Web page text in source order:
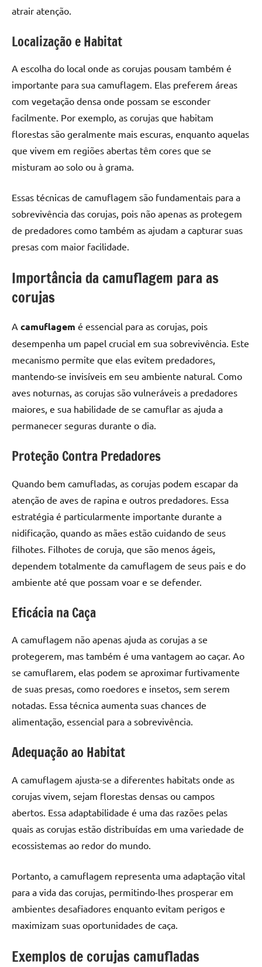
atrair atenção.
Localização e Habitat
A escolha do local onde as corujas pousam também é
importante para sua camuflagem. Elas preferem áreas
com vegetação densa onde possam se esconder
facilmente. Por exemplo, as corujas que habitam
florestas são geralmente mais escuras, enquanto aquelas
que vivem em regiões abertas têm cores que se
misturam ao solo ou à grama.
Essas técnicas de camuflagem são fundamentais para a
sobrevivência das corujas, pois não apenas as protegem
de predadores como também as ajudam a capturar suas
presas com maior facilidade.
Importância da camuflagem para as
corujas
A camuflagem é essencial para as corujas, pois
desempenha um papel crucial em sua sobrevivência. Este
mecanismo permite que elas evitem predadores,
mantendo-se invisíveis em seu ambiente natural. Como
aves noturnas, as corujas são vulneráveis a predadores
maiores, e sua habilidade de se camuflar as ajuda a
permanecer seguras durante o dia.
Proteção Contra Predadores
Quando bem camufladas, as corujas podem escapar da
atenção de aves de rapina e outros predadores. Essa
estratégia é particularmente importante durante a
nidificação, quando as mães estão cuidando de seus
filhotes. Filhotes de coruja, que são menos ágeis,
dependem totalmente da camuflagem de seus pais e do
ambiente até que possam voar e se defender.
Eficácia na Caça
A camuflagem não apenas ajuda as corujas a se
protegerem, mas também é uma vantagem ao caçar. Ao
se camuflarem, elas podem se aproximar furtivamente
de suas presas, como roedores e insetos, sem serem
notadas. Essa técnica aumenta suas chances de
alimentação, essencial para a sobrevivência.
Adequação ao Habitat
A camuflagem ajusta-se a diferentes habitats onde as
corujas vivem, sejam florestas densas ou campos
abertos. Essa adaptabilidade é uma das razões pelas
quais as corujas estão distribuídas em uma variedade de
ecossistemas ao redor do mundo.
Portanto, a camuflagem representa uma adaptação vital
para a vida das corujas, permitindo-lhes prosperar em
ambientes desafiadores enquanto evitam perigos e
maximizam suas oportunidades de caça.
Exemplos de corujas camufladas